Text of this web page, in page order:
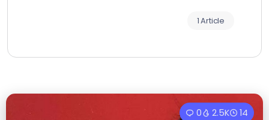
1 Article
0 2.5K 14